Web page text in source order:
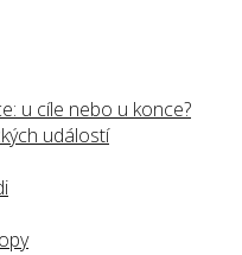
u cíle nebo u konce?
událostí